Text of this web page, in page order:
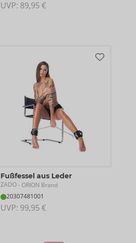
UVP: 89,95 €
Fußfessel aus Leder
ZADO- ORION Brand
20307481001
UVP: 99,95 €